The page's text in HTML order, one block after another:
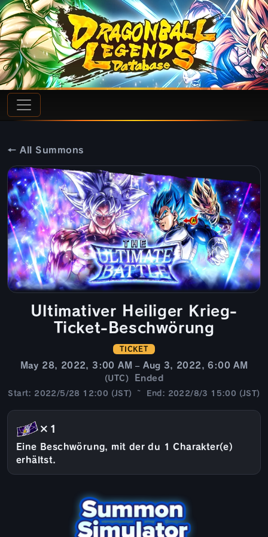
← All Summons
Ultimativer Heiliger Krieg-
Ticket-Beschwörung
TICKET
May 28, 2022, 3:00 AM – Aug 3, 2022, 6:00 AM
(UTC) Ended
Start: 2022/5/28 12:00 (JST) ~ End: 2022/8/3 15:00 (JST)
×1
Eine Beschwörung, mit der du 1 Charakter(e)
erhältst.